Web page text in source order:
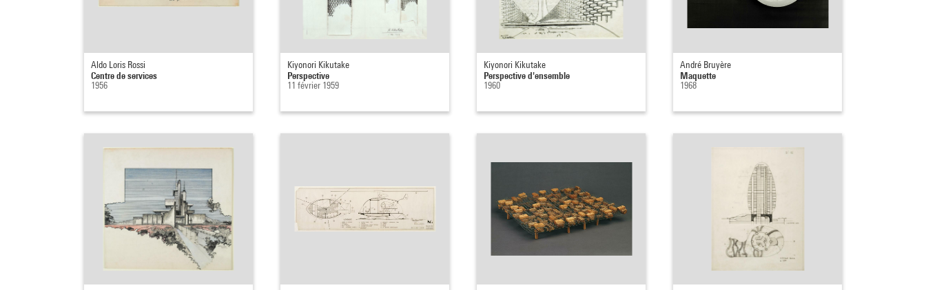
Aldo Loris Rossi
Centre de services
1956
Kiyonori Kikutake
Perspective
11 février 1959
Kiyonori Kikutake
Perspective d'ensemble
1960
André Bruyère
Maquette
1968